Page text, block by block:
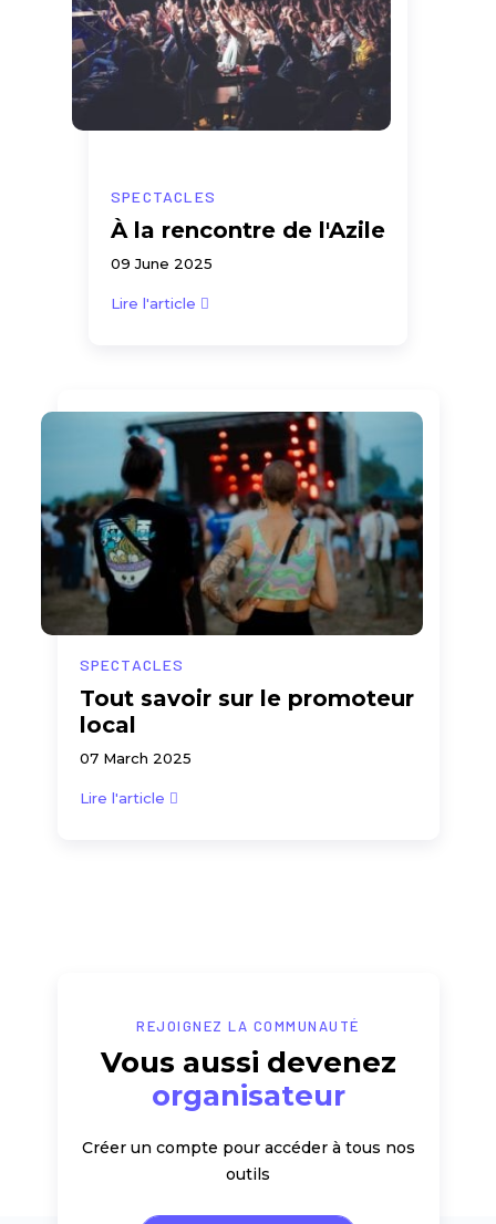
SPECTACLES
À la rencontre de l'Azile
09 June 2025
Lire l'article
SPECTACLES
Tout savoir sur le promoteur
local
07 March 2025
Lire l'article
REJOIGNEZ LA COMMUNAUTÉ
Vous aussi devenez
organisateur
Créer un compte pour accéder à tous nos
outils